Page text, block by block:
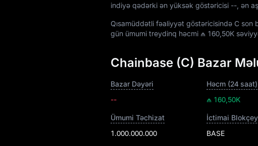
indiyə qədərki ən yüksək göstəricisi -- , ən
Qısamüddətli fəaliyyət göstəricisində C son
gün ümumi treydinq həcmi ₼ 160,50K
Chainbase (C) Bazar
Bazar Dəyəri
--
Həcm (24 saat)
₼ 160,50K
Ümumi Təchizat
1.000.000.000
İctimai
BASE